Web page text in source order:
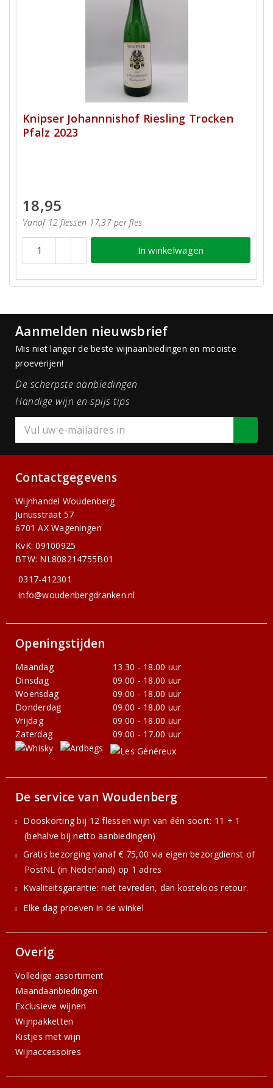
Knipser Johannnishof Riesling Trocken
Pfalz 2023
18,95
Vanaf 12 flessen 17,37 per fles
In winkelwagen
Aanmelden nieuwsbrief
Mis niet langer de beste wijnaanbiedingen en mooiste
proeverijen!
De scherpste aanbiedingen
Handige wijn en spijs tips
Contactgegevens
Wijnhandel Woudenberg
Junusstraat 57
6701 AX Wageningen
KvK: 09100925
BTW: NL808214755B01
0317-412301
info@woudenbergdranken.nl
Openingstijden
Maandag
13.30 - 18.00 uur
Dinsdag
09.00 - 18.00 uur
Woensdag
09.00 - 18.00 uur
Donderdag
09.00 - 18.00 uur
Vrijdag
09.00 - 18.00 uur
Zaterdag
09.00 - 17.00 uur
De service van Woudenberg
Dooskorting bij 12 flessen wijn van één soort: 11 + 1
(behalve bij netto aanbiedingen)
Gratis bezorging vanaf € 75,00 via eigen bezorgdienst of
PostNL (in Nederland) op 1 adres
Kwaliteitsgarantie: niet tevreden, dan kosteloos retour.
Elke dag proeven in de winkel
Overig
Volledige assortiment
Maandaanbiedingen
Exclusieve wijnen
Wijnpakketten
Kistjes met wijn
Wijnaccessoires